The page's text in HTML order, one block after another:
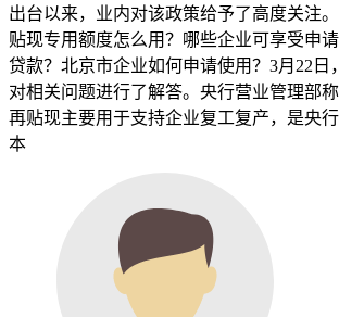
出台以来，业内对该政策给予了高度关注
贴现专用额度怎么用？哪些企业可享受申
贷款？北京市企业如何申请使用？3月22日
对相关问题进行了解答。央行营业管理部
再贴现主要用于支持企业复工复产，是央
本